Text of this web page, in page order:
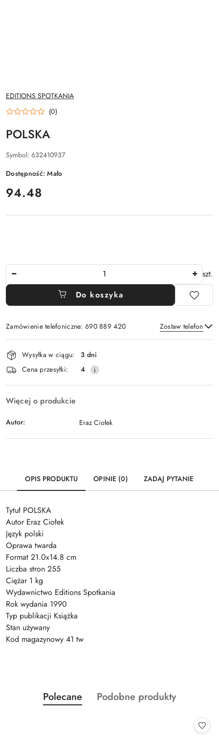
NAZWA
PRODUCENTA:
EDITIONS SPOTKANIA
(0)
POLSKA
Symbol: 632410937
Dostępność:Mało
cena:
94.48
szt.
Do koszyka
Zamówienie telefoniczne: 690 889 420 Zostaw telefon
Wyślij
Dostępność
i
dostawa
Wysyłka w ciągu:
3 dni
Cena przesyłki:
4
Więcej o produkcie
Autor: Eraz Ciołek
OPIS PRODUKTU OPINIE (0) ZADAJ PYTANIE
Tytuł POLSKA
Autor Eraz Ciołek
Język polski
Oprawa twarda
Format 21.0x14.8 cm
Liczba stron 255
Ciężar 1 kg
Wydawnictwo Editions Spotkania
Rok wydania 1990
Typ publikacji Książka
Stan używany
Kod magazynowy 41 tw
Pomiń karuzelę produktów
Produkty
o
Polecane
Produkty
Podobne produkty